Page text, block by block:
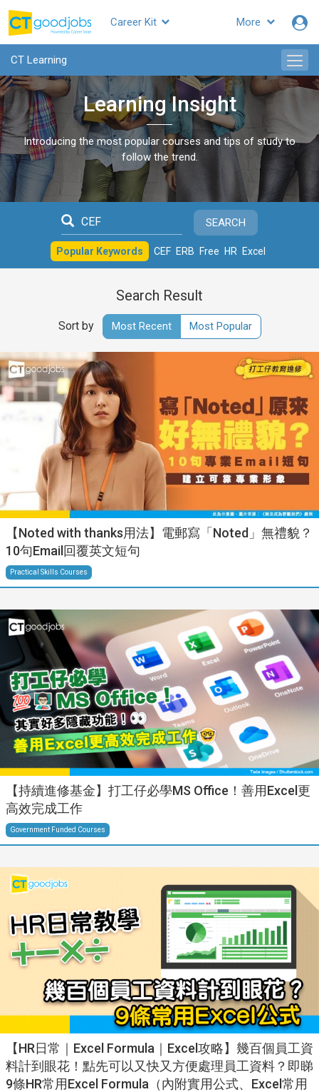
More
CTgoodjobs
Career Kit
CT Learning
Learning Insight
Introducing the most popular courses and tips of study to
follow the trend.
SEARCH
Popular Keywords CEF ERB Free HR Excel
Search Result
Sort by Most Recent Most Popular
【Noted with thanks用法】電郵寫「Noted」無禮貌？
10句Email回覆英文短句
Practical Skills Courses
【持續進修基金】打工仔必學MS Office！善用Excel更
高效完成工作
Government Funded Courses
【HR日常｜Excel Formula｜Excel攻略】幾百個員工資
料計到眼花！點先可以又快又方便處理員工資料？即睇
9條HR常用Excel Formula（內附實用公式、Excel常用